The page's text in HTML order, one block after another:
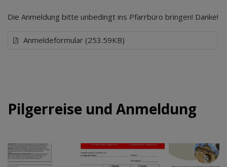
Die Anmeldung bitte unbedingt ins Pfarrbüro bringen! Danke!
Anmeldeformular (253.59KB)
Pilgerreise und Anmeldung